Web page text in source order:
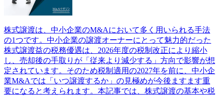
株式譲渡は、中小企業のM&Aにおいて多く用いられる手法
の1つです。中小企業の譲渡オーナーにとって魅力的だった
株式譲渡益の税務優遇は、2026年度の税制改正により縮小
し、売却後の手取りが「従来より減少する」方向で影響が想
定されています。そのため税制適用の2027年を前に、中小企
業M&Aでは「いつ譲渡するか」の見極めが今後ますます重
要になると考えられます。本記事では、株式譲渡の基本や税